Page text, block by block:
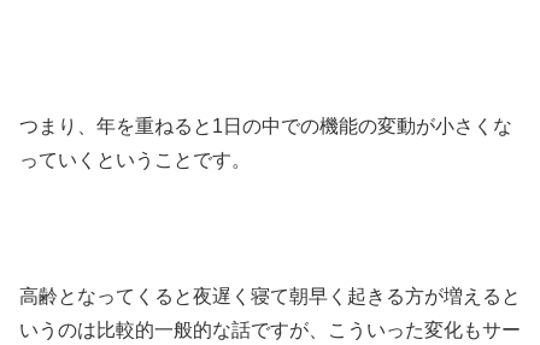
つまり、年を重ねると1日の中での機能の変動が小さくな
っていくということです。
高齢となってくると夜遅く寝て朝早く起きる方が増えると
いうのは比較的一般的な話ですが、こういった変化もサー